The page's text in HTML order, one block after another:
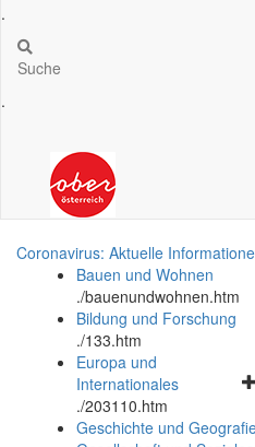
.
Suche
.
Coronavirus: Aktuelle
Bauen und Wohnen
./bauenundwohnen.htm
Bildung und Forschung
./133.htm
Europa und
Internationales
./203110.htm
Geschichte und